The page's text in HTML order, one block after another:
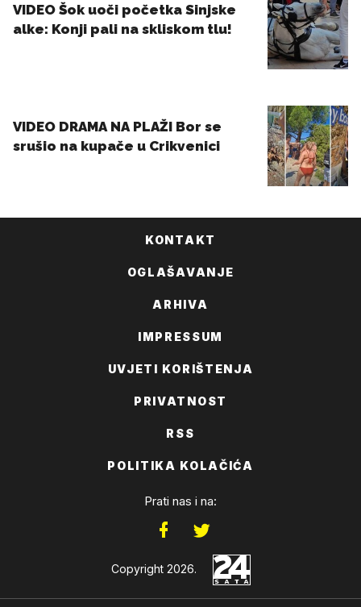
KONTAKT
OGLAŠAVANJE
ARHIVA
IMPRESSUM
UVJETI KORIŠTENJA
PRIVATNOST
RSS
POLITIKA KOLAČIĆA
Prati nas i na:
Copyright 2026.